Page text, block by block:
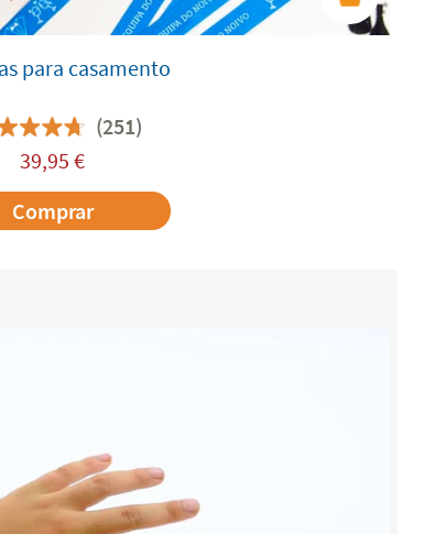
para casamento
(251)
39,95 €
Comprar